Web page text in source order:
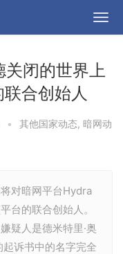
闭的世界上
合创始人
• 其他国家动态, 暗网动
对暗网平台Hydra
台的联合创始人。
疑人是德米特里·奥
诉书中的名字完全